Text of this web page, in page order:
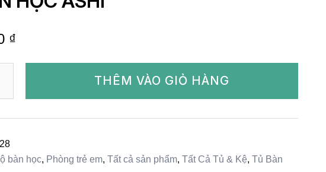
₫
THÊM VÀO GIỎ HÀNG
bàn học, Phòng trẻ em, Tất cả sản phẩm, Tất Cả Tủ & Kệ, Tủ Bàn